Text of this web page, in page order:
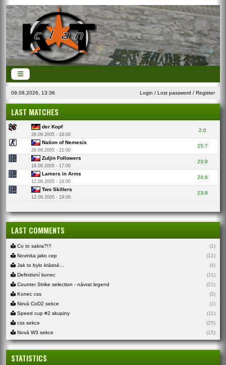
09.08.2026, 13:36 Login / Lost password / Register
LAST MATCHES
der Kopf
28.09.2005 - 18:00
2:0
Nation of Nemesis
26.09.2005 - 21:00
25:7
Zuljin Followers
18.09.2005 - 17:00
23:9
Lamers in Arms
12.09.2005 - 19:00
24:8
Two Skillers
12.09.2005 - 19:00
23:9
LAST COMMENTS
Co to sakra?!?
(1)
Novinka jako cep
(12)
Jak to bylo krásné...
(4)
Definitivní konec
(11)
Counter Strike selection - návrat legend
(21)
Konec css
(3)
Nová CoD2 sekce
(1)
Speed cup #2 skupiny
(11)
css sekce
(25)
Nová W3 sekce
(15)
STATISTICS